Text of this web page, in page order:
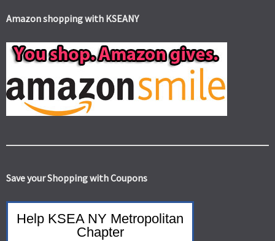
Amazon shopping with KSEANY
Save your Shopping with Coupons
Help KSEA NY Metropolitan
Chapter